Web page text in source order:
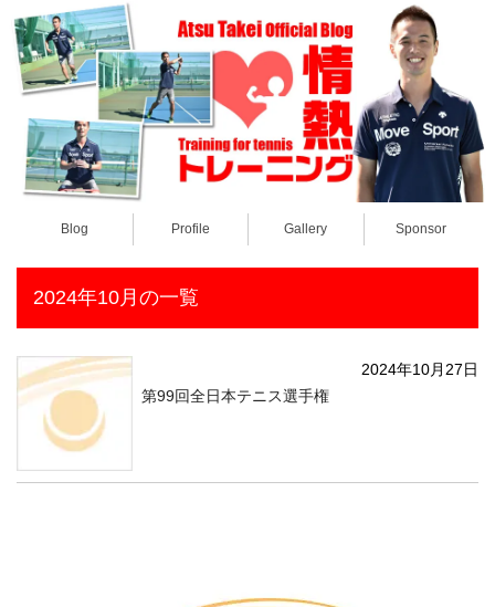
Blog Profile Gallery Sponsor
2024年10月の一覧
2024年10月27日
第99回全日本テニス選手権